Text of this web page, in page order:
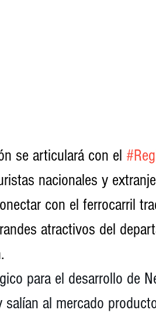
se articulará con el
nacionales y
con el ferrocarril
atractivos del
para el desarrollo de
salían al mercado